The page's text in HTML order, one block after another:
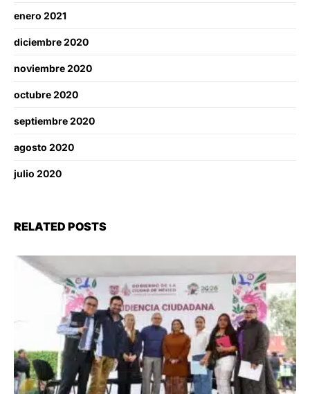
enero 2021
diciembre 2020
noviembre 2020
octubre 2020
septiembre 2020
agosto 2020
julio 2020
RELATED POSTS